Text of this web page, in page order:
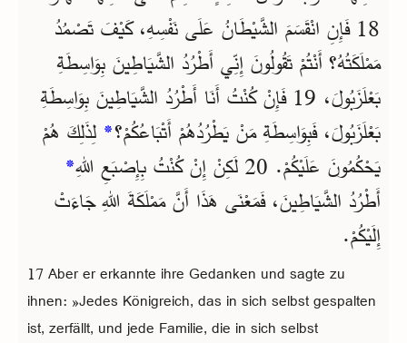
18 فَإِنِ انْقَسَمَ الشَّيْطَانُ عَلَى نَفْسِهِ، كَيْفَ تَصْمُدُ
مَمْلَكَتُهُ؟ أَنْتُمْ تَقُولُونَ إِنِّي أَطْرُدُ الشَّيَاطِينَ بِوَاسِطَةِ
بَعْلَزَبُولَ، 19 فَإِنْ كُنْتُ أَنَا أَطْرُدُ الشَّيَاطِينَ بِوَاسِطَةِ
بَعْلَزَبُولَ، فَبِوَاسِطَةِ مَنْ يَطْرُدُهُمْ أَتْبَاعُكُمْ؟* لِذَلِكَ هُمْ
يَحْكُمُونَ عَلَيْكُمْ. 20 لَكِنْ إِنْ كُنْتُ بِإِصْبَعِ اللهِ
*
أَطْرُدُ الشَّيَاطِينَ، فَمَعْنَى هَذَا أَنَّ مَمْلَكَةَ اللهِ جَاءَتْ
إِلَيْكُمْ.
17 Aber er erkannte ihre Gedanken und sagte zu
ihnen: »Jedes Königreich, das in sich selbst gespalten
ist, zerfällt, und jede Familie, die in sich selbst